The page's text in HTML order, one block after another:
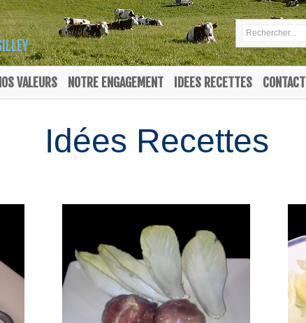
VALEURS NOTRE ENGAGEMENT IDEES RECETTES CONTACT
Idées Recettes